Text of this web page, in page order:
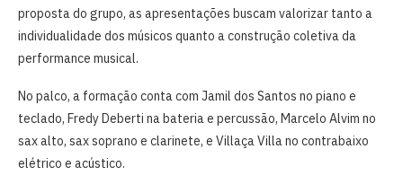
proposta do grupo, as apresentações buscam valorizar tanto a
individualidade dos músicos quanto a construção coletiva da
performance musical.
No palco, a formação conta com Jamil dos Santos no piano e
teclado, Fredy Deberti na bateria e percussão, Marcelo Alvim no
sax alto, sax soprano e clarinete, e Villaça Villa no contrabaixo
elétrico e acústico.